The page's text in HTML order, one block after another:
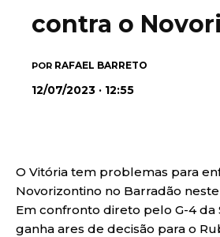
contra o
POR RAFAEL BARRETO
12/07/2023 · 12:55
O Vitória tem problemas para
Novorizontino no Barradão
Em confronto direto pelo G-4 da
ganha ares de decisão para o